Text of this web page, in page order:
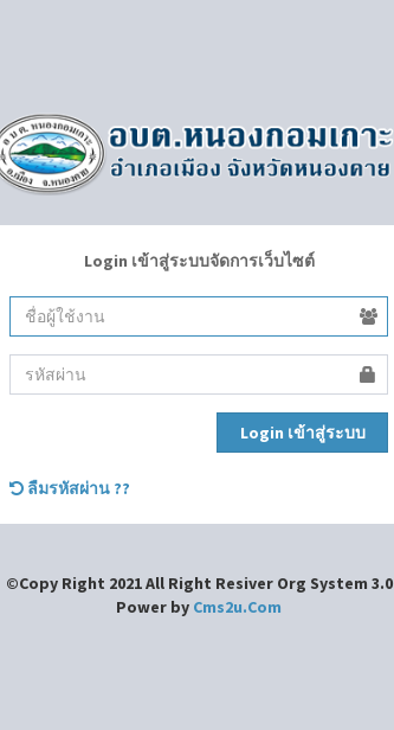
Login เข้าสู่ระบบจัดการเว็บไซต์
Login เข้าสู่ระบบ
ลืมรหัสผ่าน ??
©Copy Right 2021 All Right Resiver Org System 3.0
Power by Cms2u.Com